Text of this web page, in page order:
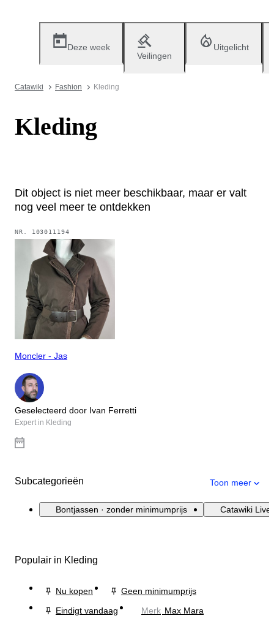
Deze week
Veilingen
Uitgelicht
Catawiki Fashion Kleding
Kleding
Dit object is niet meer beschikbaar, maar er valt
nog veel meer te ontdekken
NR. 103011194
Moncler - Jas
Geselecteerd door Ivan Ferretti
Expert in Kleding
Subcategorieën Toon meer
Bontjassen · zonder minimumprijs Catawiki Live
Populair in Kleding
Nu kopen
Geen minimumprijs
Eindigt vandaag
Merk Max Mara